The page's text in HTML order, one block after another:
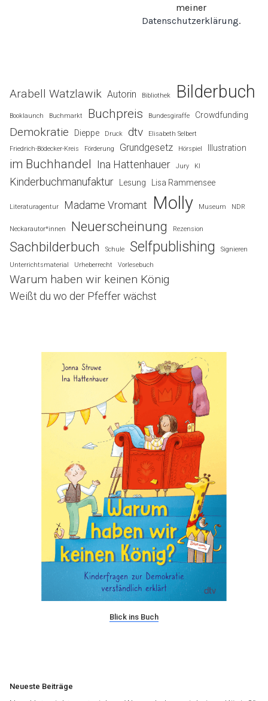
meiner
Datenschutzerklärung.
Arabell Watzlawik Autorin Bibliothek Bilderbuch
Booklaunch Buchmarkt Buchpreis Bundesgiraffe Crowdfunding
Demokratie Dieppe Druck dtv
Elisabeth Selbert
Friedrich-Bödecker-Kreis
Förderung Grundgesetz Hörspiel Illustration
im Buchhandel Ina Hattenhauer Jury KI
Kinderbuchmanufaktur Lesung Lisa Rammensee
Literaturagentur Madame Vromant Molly Museum NDR
Neckarautor*innen Neuerscheinung Rezension
Sachbilderbuch Schule Selfpublishing
Signieren
Unterrichtsmaterial
Urheberrecht Vorlesebuch
Warum haben wir keinen König
Weißt du wo der Pfeffer wächst
Blick ins Buch
Neueste Beiträge